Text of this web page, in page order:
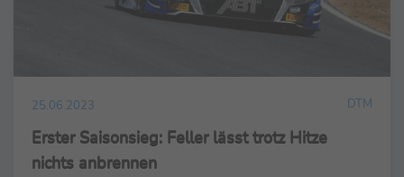
25.06.2023 DTM
Erster Saisonsieg: Feller lässt trotz Hitze
nichts anbrennen